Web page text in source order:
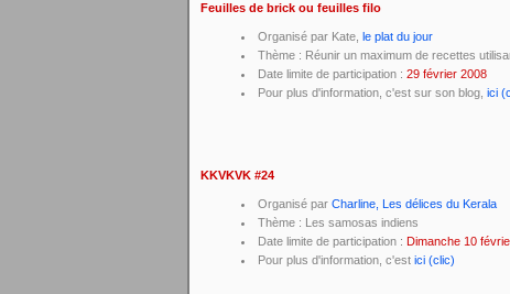
Feuilles de brick ou feuilles filo
Organisé par Kate, le plat du jour
Thème : Réunir un maximum de recettes
Date limite de participation : 29 février 2008
Pour plus d'information, c'est sur son blog, ici
KKVKVK #24
Organisé par Charline, Les délices du Kerala
Thème : Les samosas indiens
Date limite de participation : Dimanche 10
Pour plus d'information, c'est ici (clic)